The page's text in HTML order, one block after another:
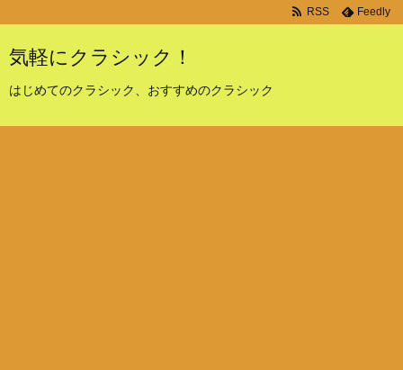
気軽にクラシック！
はじめてのクラシック、おすすめのクラシック
RSS Feedly